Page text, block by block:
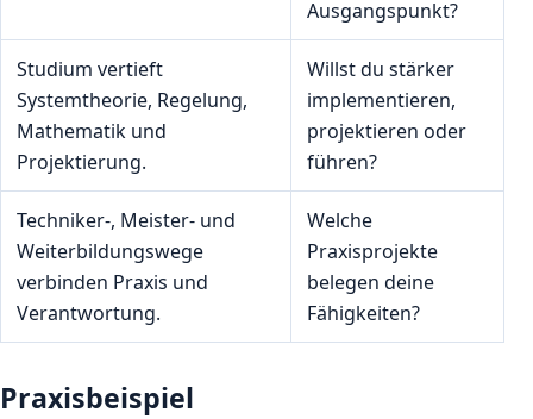
Ausgangspunkt?
Studium vertieft
Systemtheorie, Regelung,
Mathematik und
Projektierung.
Willst du stärker
implementieren,
projektieren oder
führen?
Techniker-, Meister- und
Weiterbildungswege
verbinden Praxis und
Verantwortung.
Welche
Praxisprojekte
belegen deine
Fähigkeiten?
Praxisbeispiel